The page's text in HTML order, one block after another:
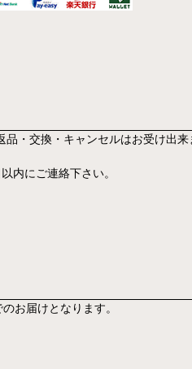
品・交換・キャンセルはお受け出来
内にご連絡下さい。
お届けとなります。